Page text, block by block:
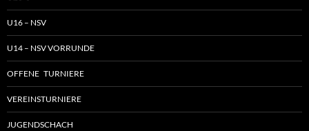
U16 – NSV
U14 – NSV VORRUNDE
OFFENE TURNIERE
VEREINSTURNIERE
JUGENDSCHACH